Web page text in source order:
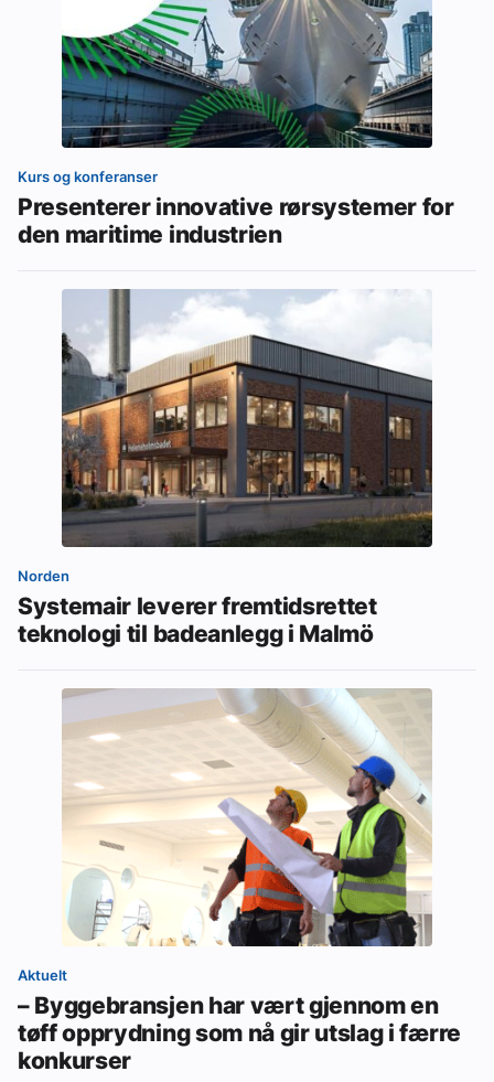
Kurs og konferanser
Presenterer innovative rørsystemer for
den maritime industrien
Norden
Systemair leverer fremtidsrettet
teknologi til badeanlegg i Malmö
Aktuelt
– Byggebransjen har vært gjennom en
tøff opprydning som nå gir utslag i færre
konkurser